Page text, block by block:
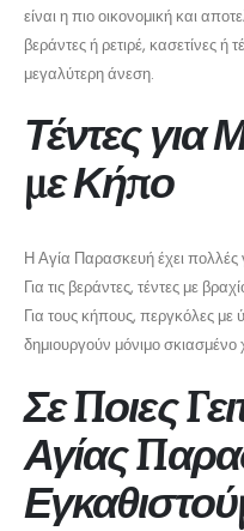
είναι η πιο οικονομική και
βεράντες ή ρετιρέ, κασετίνες
μεγαλύτερη άνεση.
Τέντες για
με Κήπο
Η Αγία Παρασκευή έχει πολλές
Για τις βεράντες, τέντες με
Για τους κήπους, περγκόλες με
δημιουργούν μόνιμο
Σε Ποιες
Αγίας